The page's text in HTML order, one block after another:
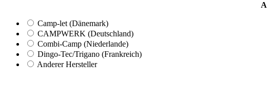
Camp-let (Dänemark)
CAMPWERK (Deutschland)
Combi-Camp (Niederlande)
Dingo-Tec/Trigano (Frankreich)
Anderer Hersteller